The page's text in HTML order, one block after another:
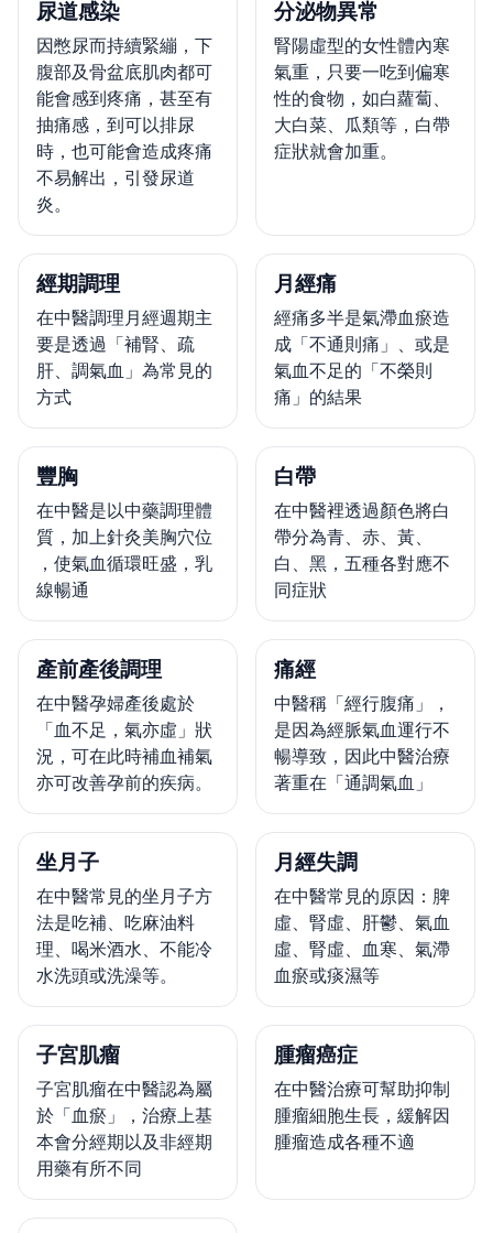
尿道感染
因憋尿而持續緊繃，下
腹部及骨盆底肌肉都可
能會感到疼痛，甚至有
抽痛感，到可以排尿
時，也可能會造成疼痛
不易解出，引發尿道
炎。
分泌物異常
腎陽虛型的女性體內寒
氣重，只要一吃到偏寒
性的食物，如白蘿蔔、
大白菜、瓜類等，白帶
症狀就會加重。
經期調理
在中醫調理月經週期主
要是透過「補腎、疏
肝、調氣血」為常見的
方式
月經痛
經痛多半是氣滯血瘀造
成「不通則痛」、或是
氣血不足的「不榮則
痛」的結果
豐胸
在中醫是以中藥調理體
質，加上針灸美胸穴位
，使氣血循環旺盛，乳
線暢通
白帶
在中醫裡透過顏色將白
帶分為青、赤、黃、
白、黑，五種各對應不
同症狀
產前產後調理
在中醫孕婦產後處於
「血不足，氣亦虛」狀
況，可在此時補血補氣
亦可改善孕前的疾病。
痛經
中醫稱「經行腹痛」，
是因為經脈氣血運行不
暢導致，因此中醫治療
著重在「通調氣血」
坐月子
在中醫常見的坐月子方
法是吃補、吃麻油料
理、喝米酒水、不能冷
水洗頭或洗澡等。
月經失調
在中醫常見的原因：脾
虛、腎虛、肝鬱、氣血
虛、腎虛、血寒、氣滯
血瘀或痰濕等
子宮肌瘤
子宮肌瘤在中醫認為屬
於「血瘀」，治療上基
本會分經期以及非經期
用藥有所不同
腫瘤癌症
在中醫治療可幫助抑制
腫瘤細胞生長，緩解因
腫瘤造成各種不適